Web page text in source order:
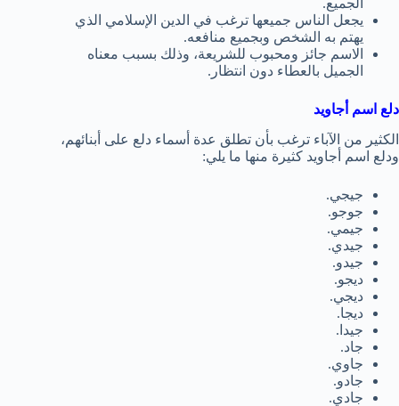
يجعل الناس جميعها ترغب في الدين الإسلامي الذي
يهتم به الشخص وبجميع منافعه.
الاسم جائز ومحبوب للشريعة، وذلك بسبب معناه
الجميل بالعطاء دون انتظار.
دلع اسم أجاويد
الكثير من الآباء ترغب بأن تطلق عدة أسماء دلع على أبنائهم،
ودلع اسم أجاويد كثيرة منها ما يلي:
جيجي.
جوجو.
جيمي.
جيدي.
جيدو.
ديجو.
ديجي.
ديجا.
جيدا.
جاد.
جاوي.
جادو.
جادي.